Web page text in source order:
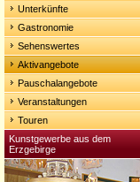
Unterkünfte
Gastronomie
Sehenswertes
Aktivangebote
Pauschalangebote
Veranstaltungen
Touren
Kunstgewerbe aus dem
Erzgebirge